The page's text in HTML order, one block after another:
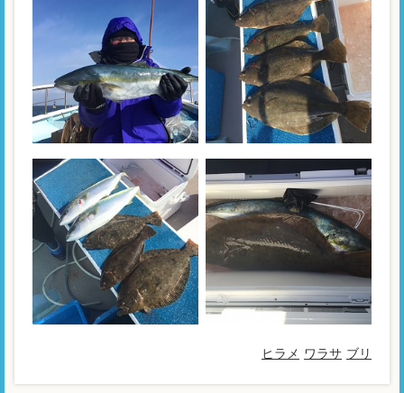
ヒラメ ワラサ ブリ